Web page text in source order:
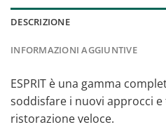
DESCRIZIONE
INFORMAZIONI AGGIUNTIVE
ESPRIT è una gamma
soddisfare i nuovi approcci e
ristorazione veloce.